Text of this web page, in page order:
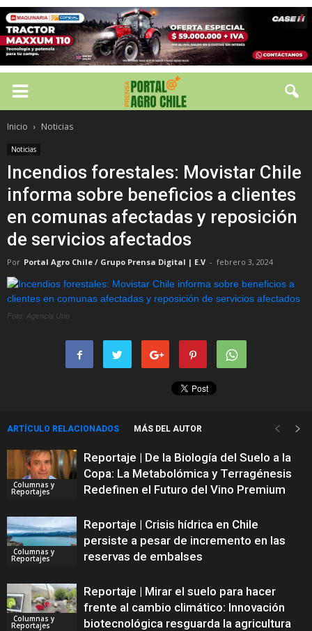
Inicio Noticias
Noticias
Incendios forestales: Movistar Chile
informa sobre beneficios a clientes
en comunas afectadas y reposición
de servicios afectados
Por Portal Agro Chile / Grupo Prensa Digital | E.V - febrero 3, 2024
Foto: Agencia Uno
ARTÍCULO RELACIONADOS MÁS DEL AUTOR
Columnas y
Reportajes
Reportaje | De la Biología del Suelo a la
Copa: La Metabolómica y Terragénesis
Redefinen el Futuro del Vino Premium
Columnas y
Reportajes
Reportaje | Crisis hídrica en Chile
persiste a pesar de incremento en las
reservas de embalses
Columnas y
Reportajes
Reportaje | Mirar el suelo para hacer
frente al cambio climático: Innovación
biotecnológica resguarda la agricultura